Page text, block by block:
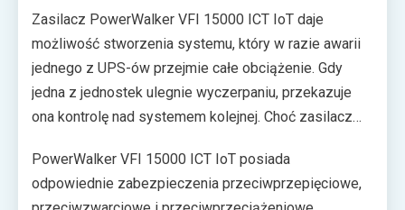
Nabywca otrzymuje możliwość zdalnego sprawdzania
parametrów pracy zasilacza czy zmieniania
poszczególnych ustawień, a także przeprowadzenia
analiz prowadzących do rozwiązania ewentualnych
problemów. To rozwiązanie może znacząco
bezpieczeństwo swoich systemów.
Zasilacz PowerWalker VFI 15000 ICT IoT daje
możliwość stworzenia systemu, który w razie awarii
jednego z UPS-ów przejmie całe obciążenie. Gdy
jedna z jednostek ulegnie wyczerpaniu, przekazuje
ona kontrolę nad systemem kolejnej. Choć zasilacz
12V/7Ah, to jednak istnieje opcja dodatkowego
wydłużenia czasu pracy dzięki kolejnym
PowerWalker VFI 15000 ICT IoT posiada
odpowiednie zabezpieczenia przeciwprzepięciowe,